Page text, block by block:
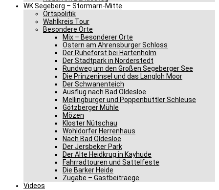
WK Segeberg – Stormarn-Mitte
Ortspolitik
Wahlkreis Tour
Besondere Orte
Mix – Besonderer Orte
Ostern am Ahrensburger Schloss
Der Ruheforst bei Hartenholm
Der Stadtpark in Norderstedt
Rundweg um den Großen Segeberger See
Die Prinzeninsel und das Langloh Moor
Der Schwanenteich
Ausflug nach Bad Oldesloe
Mellingburger und Poppenbüttler Schleuse
Götzberger Mühle
Mözen
Kloster Nütschau
Wohldorfer Herrenhaus
Nach Bad Oldesloe
Der Jersbeker Park
Der Alte Heidkrug in Kayhude
Fahrradtouren und Sattelfeste
Die Barker Heide
Zugabe – Gastbeitraege
Videos